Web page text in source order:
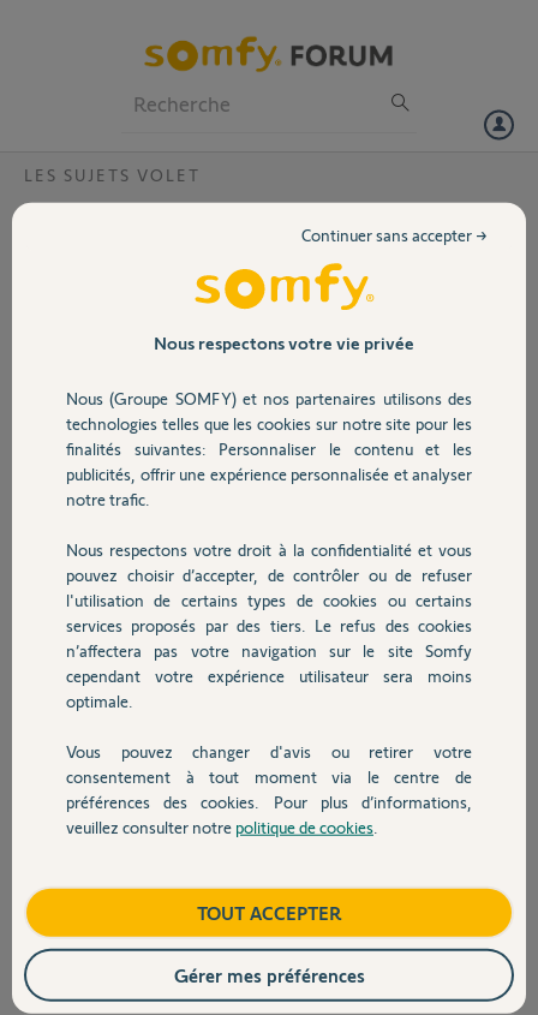
Volet
Sécurité
Domotique
Chauffage
Autres produits
Devis avec un pro
Contact
LES SUJETS VOLET
Avec quoi remplacer un moteur somfy
Peut-on trouver encore ces moteurs somfy atlas 12 16 ou d'autres
modelés peuvent le remplacer ?
J'ai besoin d'une pièce.
TRAIAN B.
il y a plus de 11 ans
Participer au fil de discussion
Réponses
Bonjour Traian,
Il faudra vous rapprocher d'un installateur pour ce type de motorisation.
Voir ce lien.
https://www.somfy.fr/trouver-un-revendeur
Sylvain C. il y a plus de 11 ans
retour cordialement Yannick
Yannick R. il y a plus de 3 ans
Nous respectons votre vie privée
Nous (Groupe SOMFY) et nos partenaires utilisons des
technologies telles que les cookies sur notre site pour les
finalités suivantes: Personnaliser le contenu et les
publicités, offrir une expérience personnalisée et analyser
notre trafic.
Nous respectons votre droit à la confidentialité et vous
pouvez choisir d’accepter, de contrôler ou de refuser
l'utilisation de certains types de cookies ou certains
services proposés par des tiers. Le refus des cookies
n’affectera pas votre navigation sur le site Somfy
cependant votre expérience utilisateur sera moins
optimale.
Vous pouvez changer d'avis ou retirer votre
consentement à tout moment via le centre de
préférences des cookies. Pour plus d’informations,
veuillez consulter notre politique de cookies
Continuer sans accepter →
TOUT ACCEPTER
Gérer mes préférences